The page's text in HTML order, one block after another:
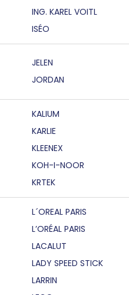
ING. KAREL VOITL
ISÉO
JELEN
JORDAN
KALIUM
KARLIE
KLEENEX
KOH-I-NOOR
KRTEK
L´OREAL PARIS
L’ORÉAL PARIS
LACALUT
LADY SPEED STICK
LARRIN